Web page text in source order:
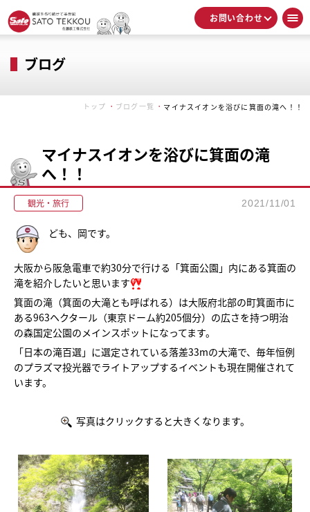
お問い合わせ
ブログ
トップ ブログ一覧 マイナスイオンを浴びに箕面の滝へ！！
マイナスイオンを浴びに箕面の滝
へ！！
観光・旅行 2021/11/01
ども、岡です。
大阪から阪急電車で約30分で行ける「箕面公園」内にある箕面の
滝を紹介したいと思います
箕面の滝（箕面の大滝とも呼ばれる）は大阪府北部の町箕面市に
ある963ヘクタール（東京ドーム約205個分）の広さを持つ明治
の森国定公園のメインスポットになってます。
「日本の滝百選」に選定されている落差33mの大滝で、毎年恒例
のプラズマ投光器でライトアップするイベントも現在開催されて
います。
写真はクリックすると大きくなります。